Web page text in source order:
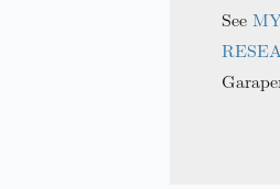
See